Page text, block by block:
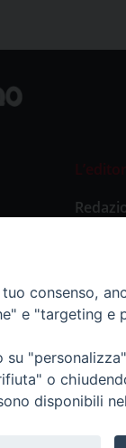
consenso,
e "targeting e
o
disponibili